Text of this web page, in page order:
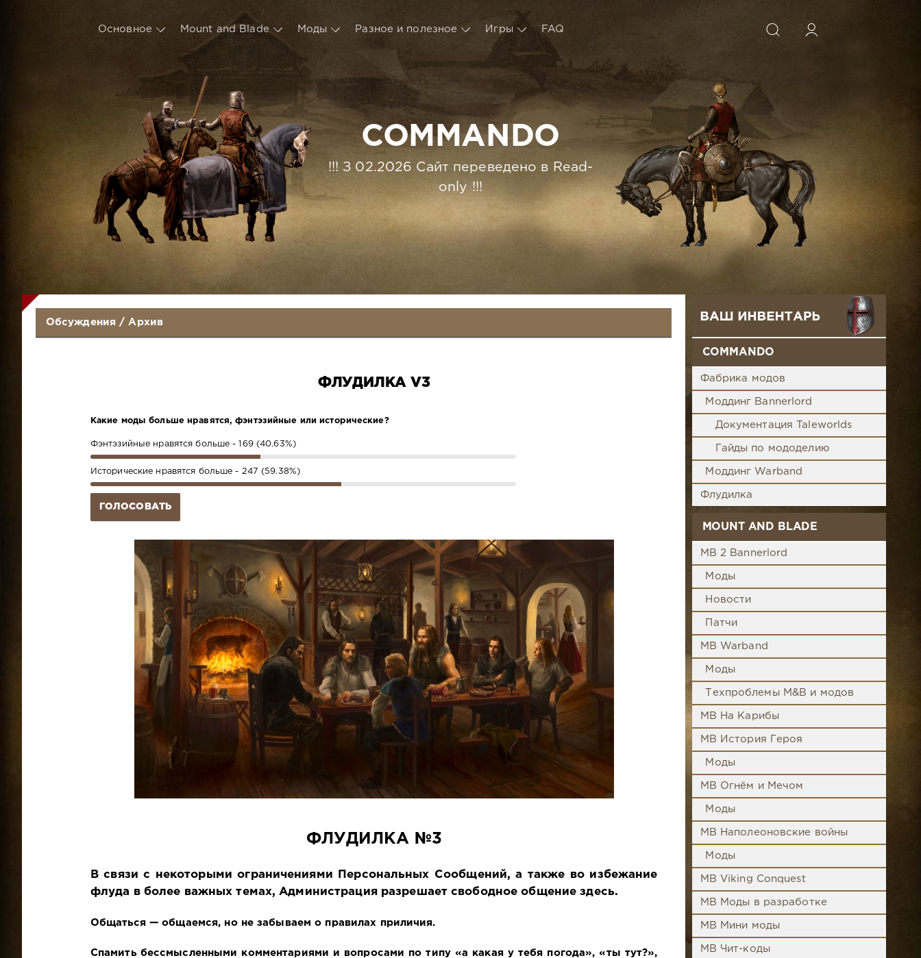
Основное Mount and Blade Моды Разное и полезное Игры FAQ
COMMANDO
!!! З 02.2026 Сайт переведено в Read-
only !!!
Обсуждения / Архив
ФЛУДИЛКА V3
Какие моды больше нравятся, фэнтэзийные или исторические?
Фэнтэзийные нравятся больше - 169 (40.63%)
Исторические нравятся больше - 247 (59.38%)
ГОЛОСОВАТЬ
ФЛУДИЛКА №3
В связи с некоторыми ограничениями Персональных Сообщений, а также во избежание
флуда в более важных темах, Администрация разрешает свободное общение здесь.
Общаться — общаемся, но не забываем о правилах приличия.
Спамить бессмысленными комментариями и вопросами по типу «а какая у тебя погода», «ты тут?»,
COMMANDO
Фабрика модов
Моддинг Bannerlord
Документация Taleworlds
Гайды по мододелию
Моддинг Warband
Флудилка
MOUNT AND BLADE
MB 2 Bannerlord
Моды
Новости
Патчи
MB Warband
Моды
Техпроблемы M&B и модов
MB На Карибы
MB История Героя
Моды
MB Огнём и Мечом
Моды
MB Наполеоновские войны
Моды
MB Viking Conquest
MB Моды в разработке
MB Мини моды
MB Чит-коды